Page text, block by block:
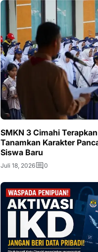
SMKN 3 Cimahi
Tanamkan Karakter
Siswa Baru
Juli 18, 2026 0